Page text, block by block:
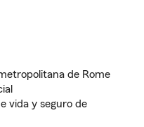
de Rome
vida y seguro de